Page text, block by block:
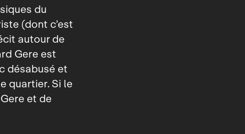
du
(dont c’est
autour de
Gere est
désabusé et
quartier. Si le
et de